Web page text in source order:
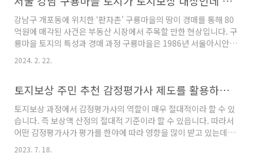
의미한다. 대규모 국책사업에서 보상 협의 착수
는 사업 실행을 가시화하는 중대한 단계다. 정밀
한 조사 과정과 주민 참여부산시는 2023년 12월
부터 약 5개월간 기본조사를 실시했으며, 이후 주
민들의 입회 하에 토지·물건조서를 정비하였
다...
강남구 개포동에 위치한 ‘판자촌’ 구룡마을의 땅이 경매를 통해 80
억원에 매각된 사건은 부동산 시장에서 주목할 만한 현상입니다. 구
룡마을 토지의 특성과 경매 과정 구룡마을은 1986년 서울아시안게
임과 1988년 서울올림픽을 위해 영세민들이 모여들면서 형성된 판
자촌입니다. 현재는 약 3600가구 이상의 대단지로 개발될 계획이
다. 이번 기사의 토지는 구룡마을 토지는 현재 대부분이 텃밭으로
이용되고 있다고 합니다.. 감정가는 100억 6590만원으로 책정되
었지만 유찰을 거쳐 83%의 매각가율로 83억 8000만원에 낙찰되
었습니다. 감정 평가와 토지보상법의 영향 서울주택도시공사(SH)
에 따르면, 이 토지는 강제수용 방식에 따른 현금청산 대상이며,..
2024. 2. 22.
토지보상 주민 추천 감정평가사 제도를 활용하여 화성어천공공주택 지구 대책위원회가 어려운 일을 했습니다.
토지보상 과정에서 감정평가사의 역할이 매우 절대적이라 할 수 있
습니다. 즉 보상액 산정의 절대적 기준이라 할 수 있읍니다. 따라서
어떤 감정평가사가 평가를 한야에 따라 영향을 많이 받고 있는데요,
관련법에서는 시행사가 감정평가사를 지정하지만, 주민들도 평가
사를 추천하여 주민추천몫으로 감정평가사를 선임할 수 있습니다.
2023. 7. 18.